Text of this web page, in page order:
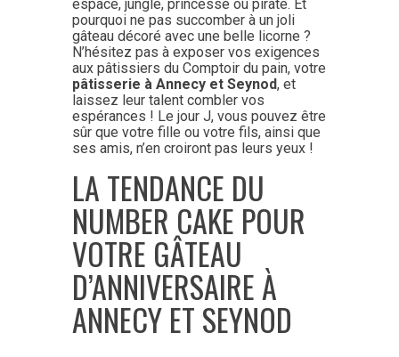
espace, jungle, princesse ou pirate. Et
pourquoi ne pas succomber à un joli
gâteau décoré avec une belle licorne ?
N’hésitez pas à exposer vos exigences
aux pâtissiers du Comptoir du pain, votre
pâtisserie à Annecy et Seynod, et
laissez leur talent combler vos
espérances ! Le jour J, vous pouvez être
sûr que votre fille ou votre fils, ainsi que
ses amis, n’en croiront pas leurs yeux !
LA TENDANCE DU
NUMBER CAKE POUR
VOTRE GÂTEAU
D’ANNIVERSAIRE À
ANNECY ET SEYNOD